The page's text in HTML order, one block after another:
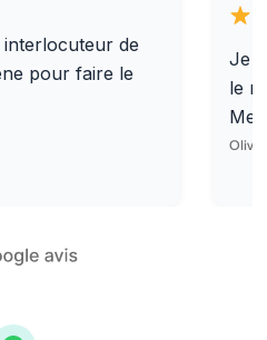
de
pour faire le
Je
le